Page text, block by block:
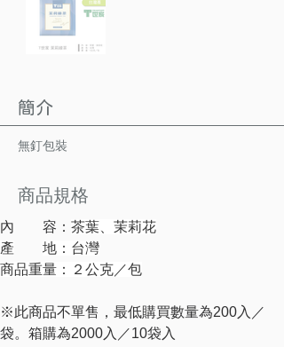
簡介
無釘包裝
商品規格
內　　容： 茶葉、茉莉花
產
地：台灣
商品重量：２公克／包
※此商品不單售，最低購買數量為200入／
袋。箱購為2000入／10袋入